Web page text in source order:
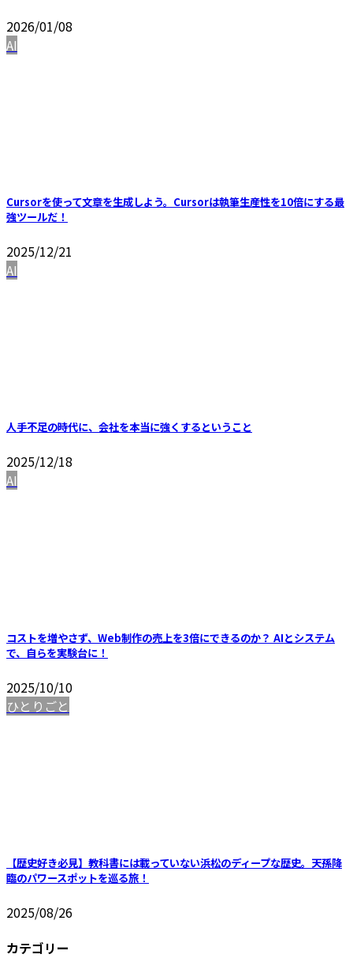
2026/01/08
AI
Cursorを使って文章を生成しよう。Cursorは執筆生産性を10倍にする最
強ツールだ！
2025/12/21
AI
人手不足の時代に、会社を本当に強くするということ
2025/12/18
AI
コストを増やさず、Web制作の売上を3倍にできるのか？ AIとシステム
で、自らを実験台に！
2025/10/10
ひとりごと
【歴史好き必見】教科書には載っていない浜松のディープな歴史。天孫降
臨のパワースポットを巡る旅！
2025/08/26
カテゴリー